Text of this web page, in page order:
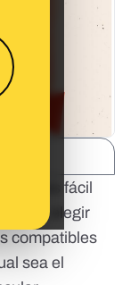
día es fácil
de elegir
compatibles
sea el